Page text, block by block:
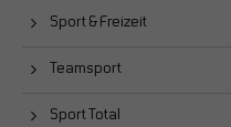
Sport & Freizeit
Teamsport
Sport Total